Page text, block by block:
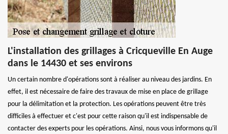
L'installation des grillages à Cricqueville En Auge
dans le 14430 et ses environs
Un certain nombre d'opérations sont à réaliser au niveau des jardins. En
effet, il est nécessaire de faire des travaux de mise en place de grillage
pour la délimitation et la protection. Les opérations peuvent être très
difficiles à effectuer et c'est pour cette raison qu'il est indispensable de
contacter des experts pour les opérations. Ainsi, nous vous informons qu'il